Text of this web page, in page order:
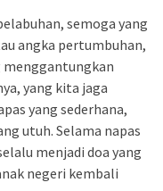
semoga yang
angka pertumbuhan,
menggantungkan
yang kita jaga
yang sederhana,
utuh. Selama napas
menjadi doa yang
negeri kembali